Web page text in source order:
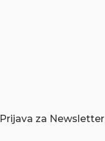
Prijava za Newsletter